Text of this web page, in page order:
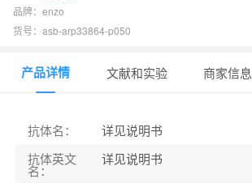
品牌：enzo
货号：asb-arp33864-p050
产品详情 文献和实验 商家信息
抗体名：
详见说明书
抗体英文
名：
详见说明书